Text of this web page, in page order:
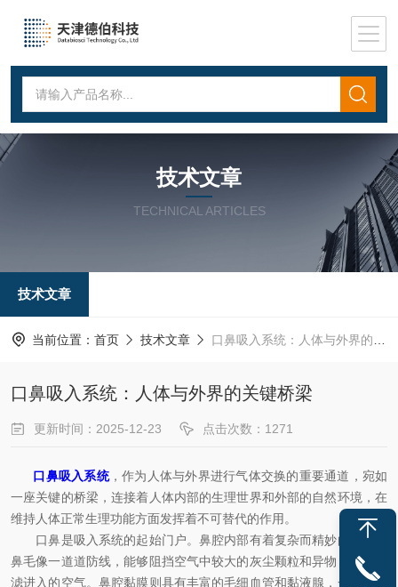
技术文章
TECHNICAL ARTICLES
技术文章
当前位置： 首页 技术文章 口鼻吸入系统：人体与外界的关键桥梁
口鼻吸入系统：人体与外界的关键桥梁
更新时间：2025-12-23 点击次数：1271
口鼻吸入系统，作为人体与外界进行气体交换的重要通道，宛如
一座关键的桥梁，连接着人体内部的生理世界和外部的自然环境，在
维持人体正常生理功能方面发挥着不可替代的作用。
口鼻是吸入系统的起始门户。鼻腔内部有着复杂而精妙的结构。
鼻毛像一道道防线，能够阻挡空气中较大的灰尘颗粒和异物，初步过
滤进入的空气。鼻腔黏膜则具有丰富的毛细血管和黏液腺，一方面，